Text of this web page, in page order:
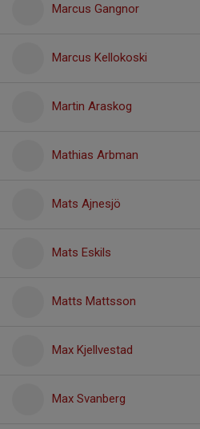
Marcus Gangnor
Marcus Kellokoski
Martin Araskog
Mathias Arbman
Mats Ajnesjö
Mats Eskils
Matts Mattsson
Max Kjellvestad
Max Svanberg